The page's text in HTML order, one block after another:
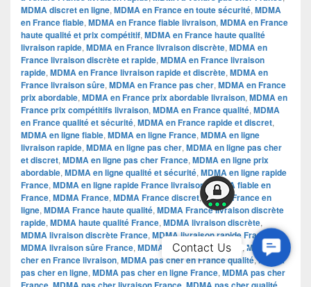
MDMA discret en ligne, MDMA en France en toute sécurité, MDMA
en France fiable, MDMA en France fiable livraison, MDMA en France
haute qualité et prix compétitif, MDMA en France haute qualité
livraison rapide, MDMA en France livraison discrète, MDMA en
France livraison discrète et rapide, MDMA en France livraison
rapide, MDMA en France livraison rapide et discrète, MDMA en
France livraison sûre, MDMA en France pas cher, MDMA en France
prix abordable, MDMA en France prix abordable livraison, MDMA en
France prix compétitifs livraison, MDMA en France qualité, MDMA
en France qualité et sécurité, MDMA en France rapide et discret,
MDMA en ligne fiable, MDMA en ligne France, MDMA en ligne
livraison rapide, MDMA en ligne pas cher, MDMA en ligne pas cher
et discret, MDMA en ligne pas cher France, MDMA en ligne prix
abordable, MDMA en ligne qualité et sécurité, MDMA en ligne rapide
France, MDMA en ligne rapide France livraison,MDMA fiable en
France, MDMA France, MDMA France discret, MDMA France en
ligne, MDMA France haute qualité, MDMA France livraison discrète
rapide, MDMA haute qualité France, MDMA livraison discrète,
MDMA livraison discrète France, MDMA livraison rapide France
MDMA livraison sûre France, MDMA pas cher en France
MDMA pas
cher en France livraison, MDMA pas cher en France qualité,MDMA
pas cher en ligne, MDMA pas cher en ligne France, MDMA pas cher
Us
Contact Us